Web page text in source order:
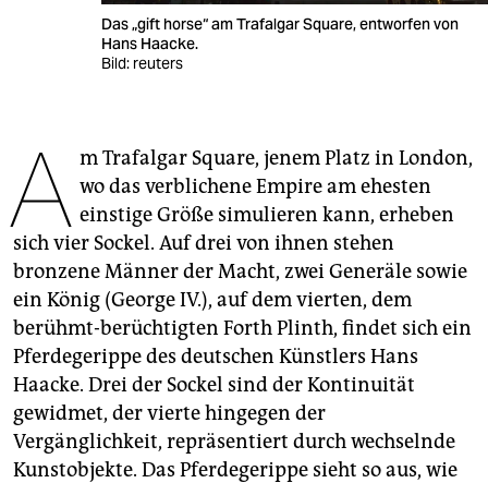
veranstaltungen
unterstützen
abo
genossenschaft
epaper login
Das „gift horse“ am Trafalgar Square, entworfen von
Hans Haacke.
Bild: reuters
A m Trafalgar Square, jenem Platz in London,
wo das verblichene Empire am ehesten
einstige Größe simulieren kann, erheben
sich vier Sockel. Auf drei von ihnen stehen
bronzene Männer der Macht, zwei Generäle sowie
ein König (George IV.), auf dem vierten, dem
berühmt-berüchtigten Forth Plinth, findet sich ein
Pferdegerippe des deutschen Künstlers Hans
Haacke. Drei der Sockel sind der Kontinuität
gewidmet, der vierte hingegen der
Vergänglichkeit, repräsentiert durch wechselnde
Kunstobjekte. Das Pferdegerippe sieht so aus, wie